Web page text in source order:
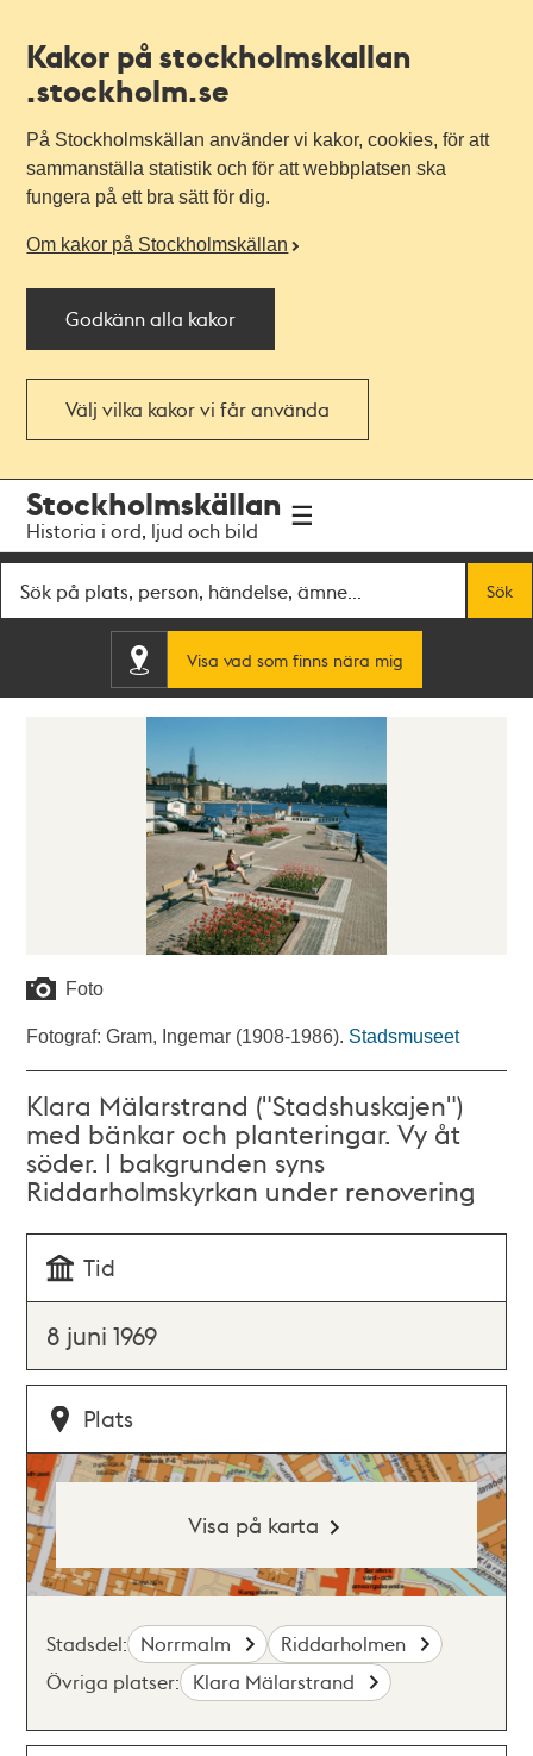
Kakor på stockholmskallan
.stockholm.se
På Stockholmskällan använder vi kakor, cookies, för att
sammanställa statistik och för att webbplatsen ska
fungera på ett bra sätt för dig.
Om kakor på Stockholmskällan
Godkänn alla kakor
Välj vilka kakor vi får använda
navigationen
huvudinnehållet
Stockholmskällan
Historia i ord, ljud och bild
Sök
Visa vad som finns nära mig
Foto
Fotograf: Gram, Ingemar (1908-1986). Stadsmuseet
Klara Mälarstrand ("Stadshuskajen")
med bänkar och planteringar. Vy åt
söder. I bakgrunden syns
Riddarholmskyrkan under renovering
Tid
8 juni 1969
Plats
Visa på karta
Stadsdel: Norrmalm
Riddarholmen
Övriga platser: Klara Mälarstrand